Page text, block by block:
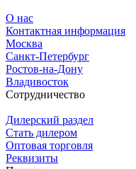
О нас
Контактная информация
Москва
Санкт-Петербург
Ростов-на-Дону
Владивосток
Сотрудничество
Дилерский раздел
Стать дилером
Оптовая торговля
Реквизиты